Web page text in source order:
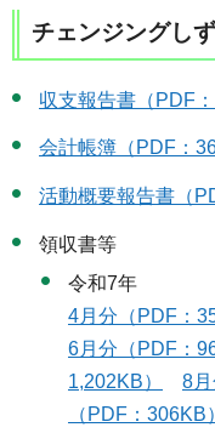
チェンジングし
収支報告書（PDF：
会計帳簿（PDF：
活動概要報告書（
領収書等
令和7年
4月分（PDF：
6月分（PDF：
1,202KB）
8月
（PDF：306KB）